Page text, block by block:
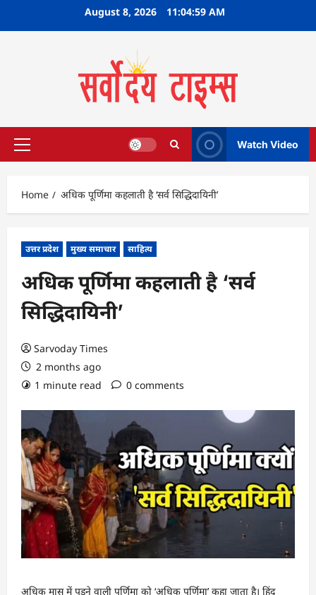
August 8, 2026 11:05:00 AM
Primary
Watch Video
Home अधिक पूर्णिमा कहलाती है ‘सर्व सिद्धिदायिनी’
उत्तर प्रदेश मुख्य समाचार साहित्य
अधिक पूर्णिमा कहलाती है ‘सर्व
सिद्धिदायिनी’
Sarvoday Times
2 months ago
1 minute read
0 comments
अधिक मास में पड़ने वाली पूर्णिमा को ‘अधिक पूर्णिमा’ कहा जाता है। हिंदू